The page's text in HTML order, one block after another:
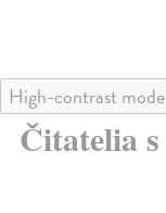
High-contrast mode
Čitatelia